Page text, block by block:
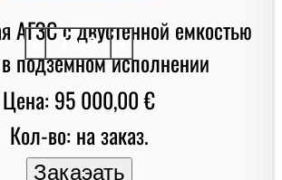
< 1 из 3 >
Цена: 95 000,00 €
Кол-во: на заказ.